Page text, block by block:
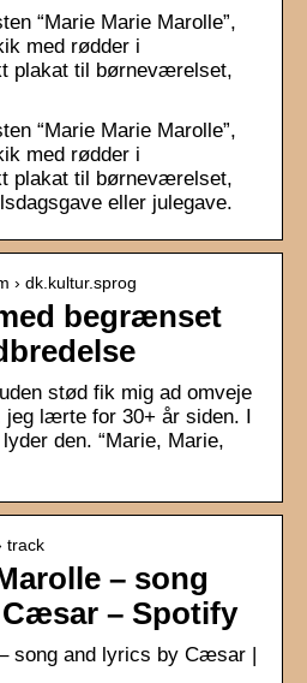
“Marie Marie Marolle”,
med rødder i
plakat til børneværelset,
“Marie Marie Marolle”,
med rødder i
plakat til børneværelset,
eller julegave.
› dk.kultur.sprog
begrænset
stød fik mig ad omveje
jeg lærte for 30+ år siden. I
den. “Marie, Marie,
track
– song
– Spotify
song and lyrics by Cæsar |